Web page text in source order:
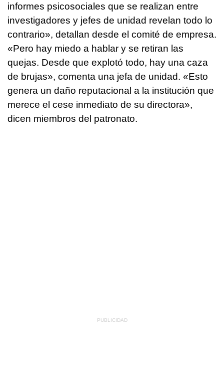
informes psicosociales que se realizan entre
investigadores y jefes de unidad revelan todo lo
contrario», detallan desde el comité de empresa.
«Pero hay miedo a hablar y se retiran las
quejas. Desde que explotó todo, hay una caza
de brujas», comenta una jefa de unidad. «Esto
genera un daño reputacional a la institución que
merece el cese inmediato de su directora»,
dicen miembros del patronato.